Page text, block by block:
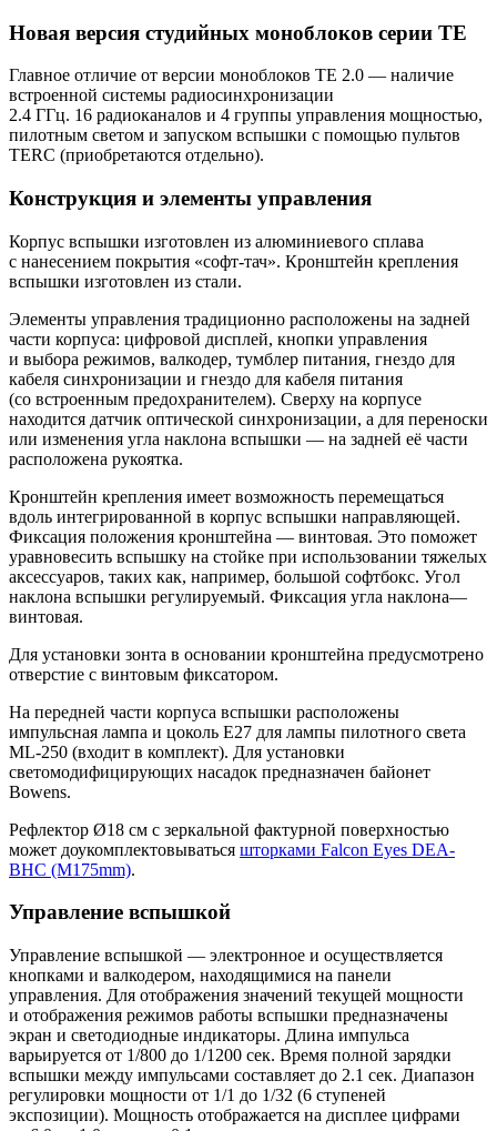
Новая версия студийных моноблоков серии TE
Главное отличие от версии моноблоков ТЕ 2.0 — наличие
встроенной системы радиосинхронизации
2.4 ГГц. 16 радиоканалов и 4 группы управления мощностью,
пилотным светом и запуском вспышки с помощью пультов
TERC (приобретаются отдельно).
Конструкция и элементы управления
Корпус вспышки изготовлен из алюминиевого сплава
с нанесением покрытия «софт-тач». Кронштейн крепления
вспышки изготовлен из стали.
Элементы управления традиционно расположены на задней
части корпуса: цифровой дисплей, кнопки управления
и выбора режимов, валкодер, тумблер питания, гнездо для
кабеля синхронизации и гнездо для кабеля питания
(со встроенным предохранителем). Сверху на корпусе
находится датчик оптической синхронизации, а для переноски
или изменения угла наклона вспышки — на задней её части
расположена рукоятка.
Кронштейн крепления имеет возможность перемещаться
вдоль интегрированной в корпус вспышки направляющей.
Фиксация положения кронштейна — винтовая. Это поможет
уравновесить вспышку на стойке при использовании тяжелых
аксессуаров, таких как, например, большой софтбокс. Угол
наклона вспышки регулируемый. Фиксация угла наклона—
винтовая.
Для установки зонта в основании кронштейна предусмотрено
отверстие с винтовым фиксатором.
На передней части корпуса вспышки расположены
импульсная лампа и цоколь E27 для лампы пилотного света
ML-250 (входит в комплект). Для установки
светомодифицирующих насадок предназначен байонет
Bowens.
Рефлектор Ø18 см с зеркальной фактурной поверхностью
может доукомплектовываться шторками Falcon Eyes DEA-
BHC (M175mm).
Управление вспышкой
Управление вспышкой — электронное и осуществляется
кнопками и валкодером, находящимися на панели
управления. Для отображения значений текущей мощности
и отображения режимов работы вспышки предназначены
экран и светодиодные индикаторы. Длина импульса
варьируется от 1/800 до 1/1200 сек. Время полной зарядки
вспышки между импульсами составляет до 2.1 сек. Диапазон
регулировки мощности от 1/1 до 1/32 (6 ступеней
экспозиции). Мощность отображается на дисплее цифрами